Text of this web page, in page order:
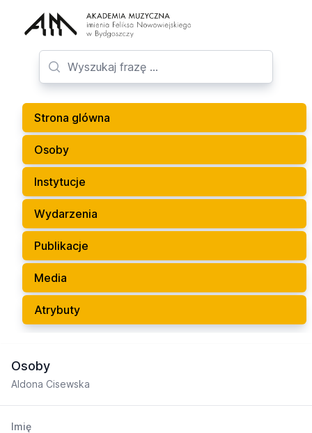
Strona glówna
Osoby
Instytucje
Wydarzenia
Publikacje
Media
Atrybuty
Osoby
Aldona Cisewska
Imię